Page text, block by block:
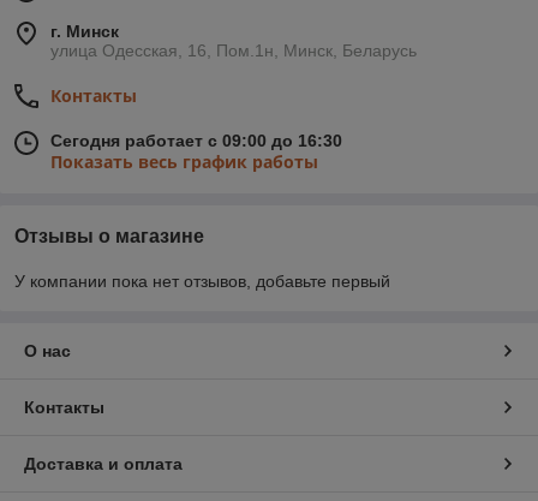
г. Минск
улица Одесская, 16, Пом.1н, Минск, Беларусь
Контакты
Сегодня работает с 09:00 до 16:30
Показать весь график работы
Отзывы о магазине
У компании пока нет отзывов, добавьте первый
О нас
Контакты
Доставка и оплата